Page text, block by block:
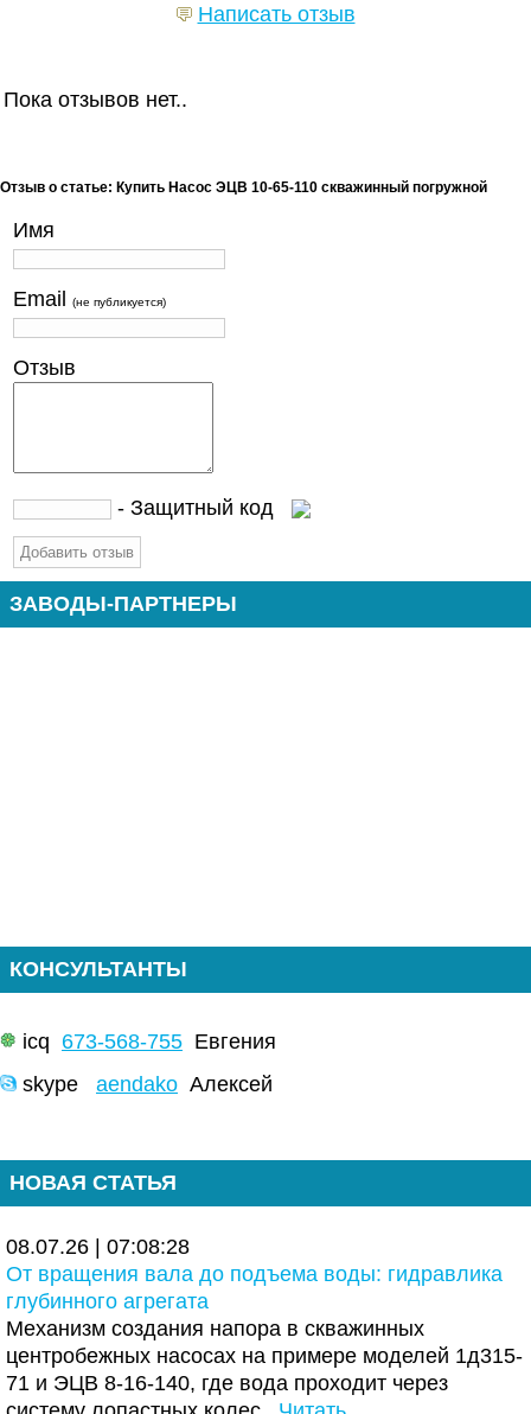
Написать отзыв
Пока отзывов нет..
Отзыв о статье: Купить Насос ЭЦВ 10-65-110 скважинный погружной
Имя
Email (не публикуется)
Отзыв
- Защитный код
ЗАВОДЫ-ПАРТНЕРЫ
КОНСУЛЬТАНТЫ
icq 673-568-755 Евгения
skype aendako Алексей
НОВАЯ СТАТЬЯ
08.07.26 | 07:08:28
От вращения вала до подъема воды: гидравлика
глубинного агрегата
Механизм создания напора в скважинных
центробежных насосах на примере моделей 1д315-
71 и ЭЦВ 8-16-140, где вода проходит через